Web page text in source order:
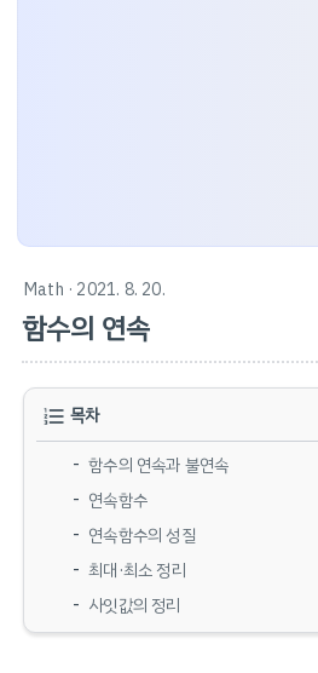
Math · 2021. 8. 20.
함수의 연속
목차
함수의 연속과 불연속
연속함수
연속함수의 성질
최대·최소 정리
사잇값의 정리